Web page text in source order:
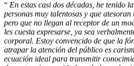
“ En estas casi dos décadas, he tenido
personas muy talentosas y que
pero que no llegan al receptor de un
les cuesta expresarse, ya sea
corporal. Estoy convencido de que la
atrapar la atención del público es
ecuación ideal para transmitir